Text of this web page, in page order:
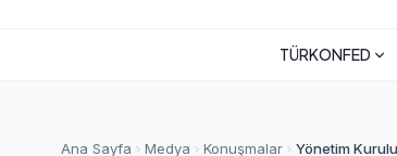
TÜRKONFED
Ana Sayfa Medya Konuşmalar Yönetim